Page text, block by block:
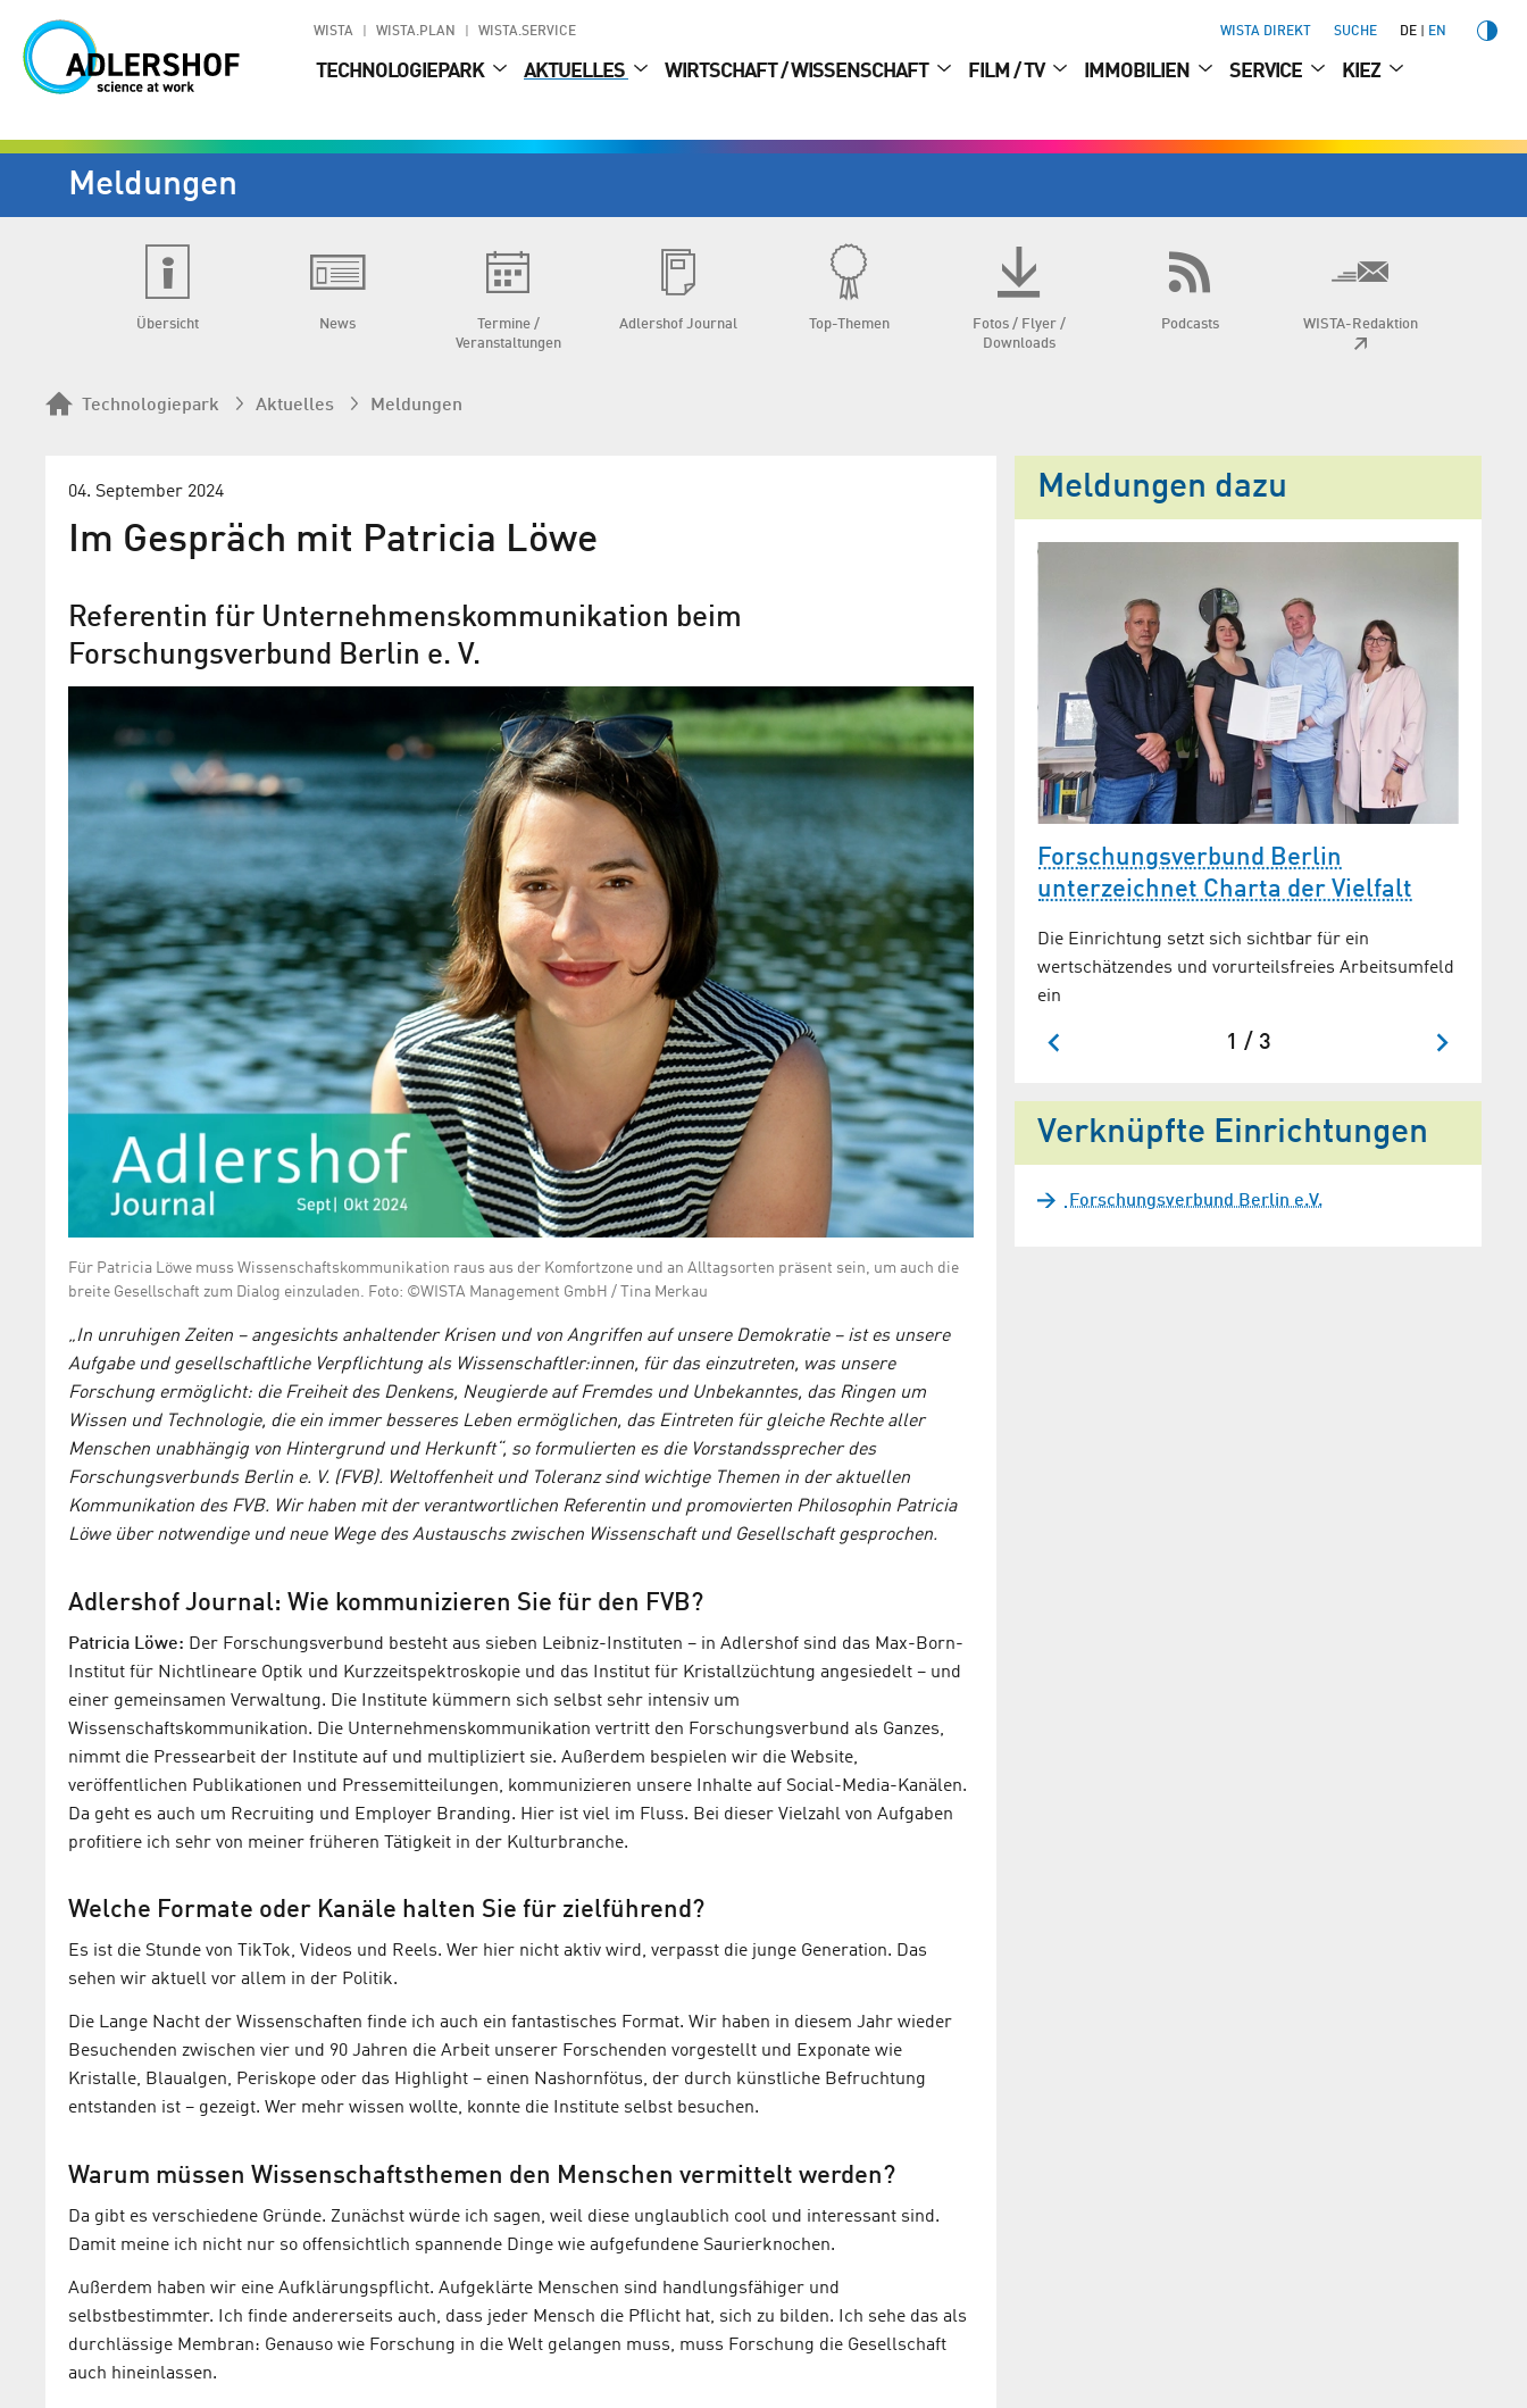
WISTA WISTA.PLAN WISTA.SERVICE WISTA DIREKT SUCHE DE EN
TECHNOLOGIEPARK AKTUELLES WIRTSCHAFT / WISSENSCHAFT FILM / TV IMMOBILIEN SERVICE KIEZ
Meldungen
Übersicht News
Termine /
Veranstaltungen
Adlershof Journal Top-Themen
Fotos / Flyer /
Downloads
Podcasts WISTA-Redaktion
Technologiepark Aktuelles Meldungen
04. September 2024
Im Gespräch mit Patricia Löwe
Referentin für Unternehmenskommunikation beim
Forschungsverbund Berlin e. V.
Für Patricia Löwe muss Wissenschaftskommunikation raus aus der Komfortzone und an Alltagsorten präsent sein, um auch die
breite Gesellschaft zum Dialog einzuladen. Foto: ©WISTA Management GmbH / Tina Merkau
„In unruhigen Zeiten – angesichts anhaltender Krisen und von Angriffen auf unsere Demokratie – ist es unsere
Aufgabe und gesellschaftliche Verpflichtung als Wissenschaftler:innen, für das einzutreten, was unsere
Forschung ermöglicht: die Freiheit des Denkens, Neugierde auf Fremdes und Unbekanntes, das Ringen um
Wissen und Technologie, die ein immer besseres Leben ermöglichen, das Eintreten für gleiche Rechte aller
Menschen unabhängig von Hintergrund und Herkunft“, so formulierten es die Vorstandssprecher des
Forschungsverbunds Berlin e. V. (FVB). Weltoffenheit und Toleranz sind wichtige Themen in der aktuellen
Kommunikation des FVB. Wir haben mit der verantwortlichen Referentin und promovierten Philosophin Patricia
Löwe über notwendige und neue Wege des Austauschs zwischen Wissenschaft und Gesellschaft gesprochen.
Adlershof Journal: Wie kommunizieren Sie für den FVB?
Patricia Löwe: Der Forschungsverbund besteht aus sieben Leibniz-Instituten – in Adlershof sind das Max-Born-
Institut für Nichtlineare Optik und Kurzzeitspektroskopie und das Institut für Kristallzüchtung angesiedelt – und
einer gemeinsamen Verwaltung. Die Institute kümmern sich selbst sehr intensiv um
Wissenschaftskommunikation. Die Unternehmenskommunikation vertritt den Forschungsverbund als Ganzes,
nimmt die Pressearbeit der Institute auf und multipliziert sie. Außerdem bespielen wir die Website,
veröffentlichen Publikationen und Pressemitteilungen, kommunizieren unsere Inhalte auf Social-Media-Kanälen.
Da geht es auch um Recruiting und Employer Branding. Hier ist viel im Fluss. Bei dieser Vielzahl von Aufgaben
profitiere ich sehr von meiner früheren Tätigkeit in der Kulturbranche.
Welche Formate oder Kanäle halten Sie für zielführend?
Es ist die Stunde von TikTok, Videos und Reels. Wer hier nicht aktiv wird, verpasst die junge Generation. Das
sehen wir aktuell vor allem in der Politik.
Die Lange Nacht der Wissenschaften finde ich auch ein fantastisches Format. Wir haben in diesem Jahr wieder
Besuchenden zwischen vier und 90 Jahren die Arbeit unserer Forschenden vorgestellt und Exponate wie
Kristalle, Blaualgen, Periskope oder das Highlight – einen Nashornfötus, der durch künstliche Befruchtung
entstanden ist – gezeigt. Wer mehr wissen wollte, konnte die Institute selbst besuchen.
Warum müssen Wissenschaftsthemen den Menschen vermittelt werden?
Da gibt es verschiedene Gründe. Zunächst würde ich sagen, weil diese unglaublich cool und interessant sind.
Damit meine ich nicht nur so offensichtlich spannende Dinge wie aufgefundene Saurierknochen.
Außerdem haben wir eine Aufklärungspflicht. Aufgeklärte Menschen sind handlungsfähiger und
selbstbestimmter. Ich finde andererseits auch, dass jeder Mensch die Pflicht hat, sich zu bilden. Ich sehe das als
durchlässige Membran: Genauso wie Forschung in die Welt gelangen muss, muss Forschung die Gesellschaft
auch hineinlassen.
Meldungen dazu
Adlershof Journal
September/Oktober 2024
Follow the Science: Warum Wissenschaft und
Gesellschaft gemeinsam wirken sollten
Ladies Network Adlershof (LaNA)
stellt vor: Dr. Patricia Löwe
Referentin für Unternehmenskommunikation beim
Forschungsverbund Berlin e.V.
Forschungsverbund Berlin
unterzeichnet Charta der Vielfalt
Die Einrichtung setzt sich sichtbar für ein
wertschätzendes und vorurteilsfreies Arbeitsumfeld
ein
1 / 3
Verknüpfte Einrichtungen
Forschungsverbund Berlin e.V.